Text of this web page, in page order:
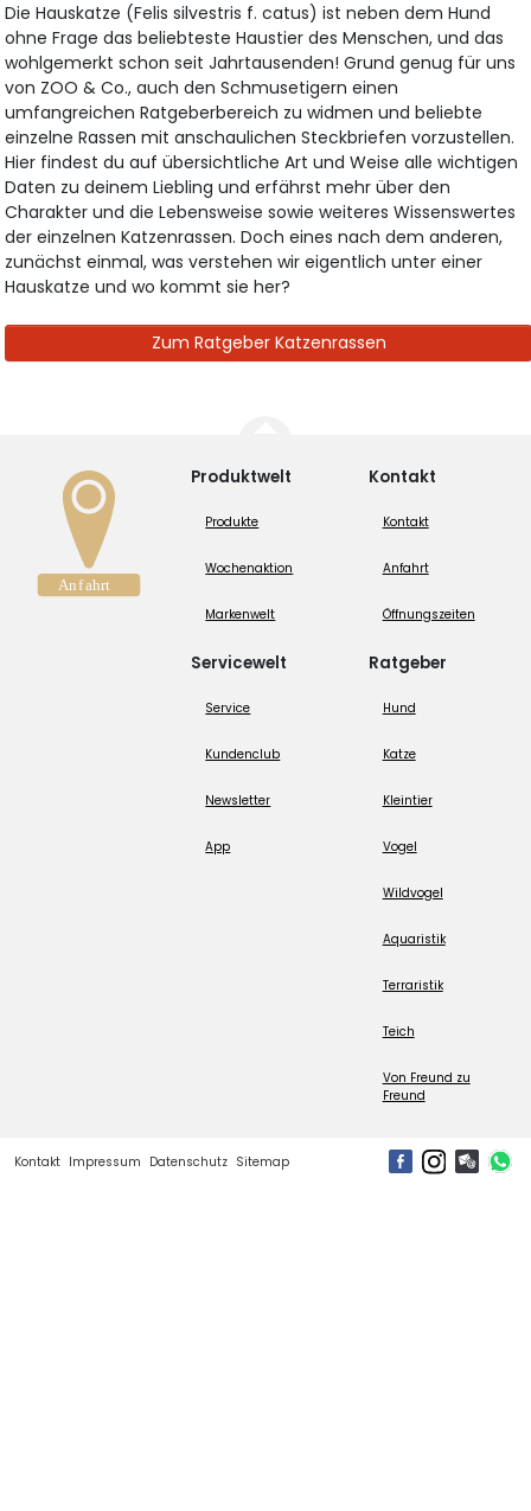
Die Hauskatze (Felis silvestris f. catus) ist neben dem Hund
ohne Frage das beliebteste Haustier des Menschen, und das
wohlgemerkt schon seit Jahrtausenden! Grund genug für uns
von ZOO & Co., auch den Schmusetigern einen
umfangreichen Ratgeberbereich zu widmen und beliebte
einzelne Rassen mit anschaulichen Steckbriefen vorzustellen.
Hier findest du auf übersichtliche Art und Weise alle wichtigen
Daten zu deinem Liebling und erfährst mehr über den
Charakter und die Lebensweise sowie weiteres Wissenswertes
der einzelnen Katzenrassen. Doch eines nach dem anderen,
zunächst einmal, was verstehen wir eigentlich unter einer
Hauskatze und wo kommt sie her?
Zum Ratgeber Katzenrassen
Produktwelt
Produkte
Wochenaktion
Markenwelt
Servicewelt
Service
Kundenclub
Newsletter
App
Kontakt
Kontakt
Anfahrt
Öffnungszeiten
Ratgeber
Hund
Katze
Kleintier
Vogel
Wildvogel
Aquaristik
Terraristik
Teich
Von Freund zu
Freund
Kontakt Impressum Datenschutz Sitemap